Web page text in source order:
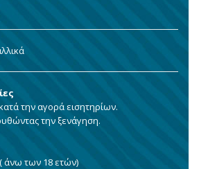
την αγορά εισητηρίων.
την ξενάγηση.
άνω των 18 ετών)